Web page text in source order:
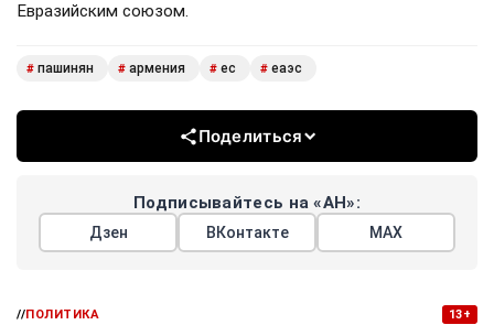
Евразийским союзом.
# пашинян # армения # ес # еаэс
Поделиться
Подписывайтесь на «АН»:
Дзен ВКонтакте МАХ
//ПОЛИТИКА 13+